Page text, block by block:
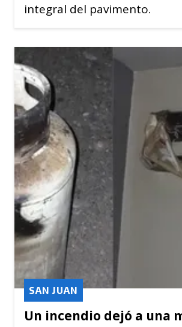
integral del pavimento.
Un incendio dejó a una
SAN JUAN